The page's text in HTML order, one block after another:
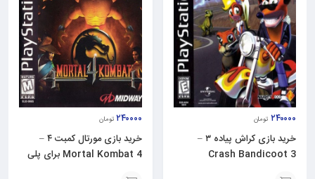
۲۴۰۰۰۰ تومان
خرید بازی کراش پیاده ۳ –
Crash Bandicoot 3
۲۴۰۰۰۰ تومان
خرید بازی مورتال کمبت ۴ –
Mortal Kombat 4 برای پلی